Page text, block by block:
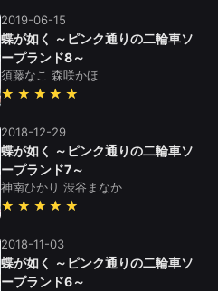
2019-06-15
蝶が如く ～ピンク通りの二輪車ソ
ープランド8～
須藤なこ 森咲かほ
★★★★★
2018-12-29
蝶が如く ～ピンク通りの二輪車ソ
ープランド7～
神南ひかり 渋谷まなか
★★★★★
2018-11-03
蝶が如く ～ピンク通りの二輪車ソ
ープランド6～